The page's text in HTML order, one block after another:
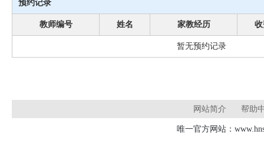
预约记录
教师编号 姓名 家教经历
暂无预约记录
网站简介 帮助
唯一官方网站：